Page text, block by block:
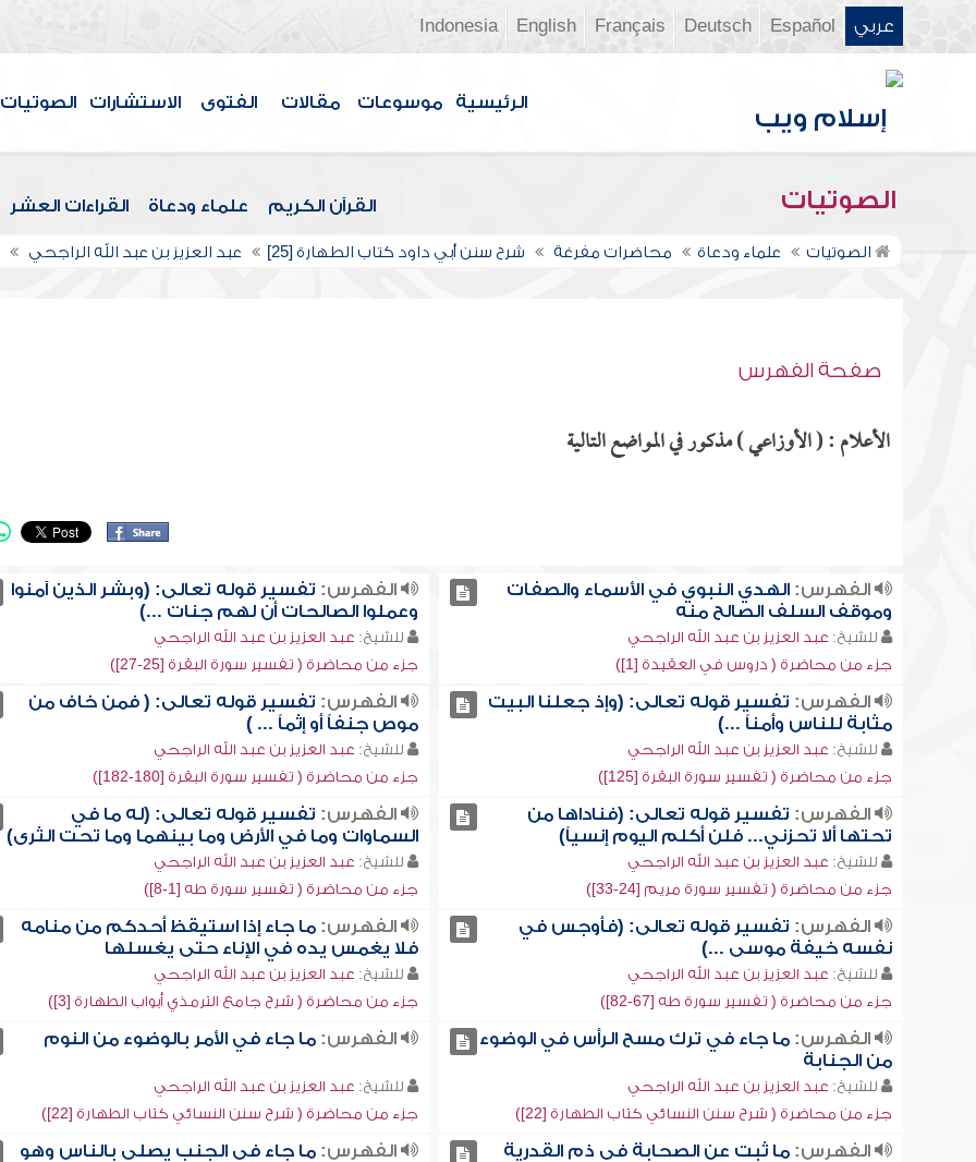
عربي Español
Deutsch
Français
English
Indonesia
الرئيسية موسوعات مقالات الفتوى الاستشارات الصوتيات
الصوتيات القرآن الكريم علماء ودعاة القراءات العشر
الصوتيات علماء ودعاة محاضرات مفرغة شرح سنن أبي داود كتاب الطهارة [25] عبد العزيز بن عبد الله الراجحي
صفحة الفهرس
الأعلام : ( الأوزاعي ) مذكور في المواضع التالية
الفهرس:الهدي النبوي في الأسماء والصفات
وموقف السلف الصالح منه
للشيخ: عبد العزيز بن عبد الله الراجحي
جزء من محاضرة ( دروس في العقيدة [1])
الفهرس: تفسير قوله تعالى: (وبشر الذين آمنوا
وعملوا الصالحات أن لهم جنات ...)
للشيخ: عبد العزيز بن عبد الله الراجحي
جزء من محاضرة ( تفسير سورة البقرة [25-27])
الفهرس: تفسير قوله تعالى: (وإذ جعلنا البيت
مثابة للناس وأمناً ...)
للشيخ: عبد العزيز بن عبد الله الراجحي
جزء من محاضرة ( تفسير سورة البقرة [125])
الفهرس: تفسير قوله تعالى: ( فمن خاف من
موص جنفاً أو إثماً ... )
للشيخ: عبد العزيز بن عبد الله الراجحي
جزء من محاضرة ( تفسير سورة البقرة [180-182])
الفهرس: تفسير قوله تعالى: (فناداها من
تحتها ألا تحزني... فلن أكلم اليوم إنسياً)
للشيخ: عبد العزيز بن عبد الله الراجحي
جزء من محاضرة ( تفسير سورة مريم [24-33])
الفهرس: تفسير قوله تعالى: (له ما في
السماوات وما في الأرض وما بينهما وما تحت الثرى)
للشيخ: عبد العزيز بن عبد الله الراجحي
جزء من محاضرة ( تفسير سورة طه [1-8])
الفهرس: تفسير قوله تعالى: (فأوجس في
نفسه خيفة موسى ...)
للشيخ: عبد العزيز بن عبد الله الراجحي
جزء من محاضرة ( تفسير سورة طه [67-82])
الفهرس: ما جاء إذا استيقظ أحدكم من منامه
فلا يغمس يده في الإناء حتى يغسلها
للشيخ: عبد العزيز بن عبد الله الراجحي
جزء من محاضرة ( شرح جامع الترمذي أبواب الطهارة [3])
الفهرس:ما جاء في ترك مسح الرأس في الوضوء
من الجنابة
للشيخ: عبد العزيز بن عبد الله الراجحي
جزء من محاضرة ( شرح سنن النسائي كتاب الطهارة [22])
الفهرس: ما جاء في الأمر بالوضوء من النوم
للشيخ: عبد العزيز بن عبد الله الراجحي
جزء من محاضرة ( شرح سنن النسائي كتاب الطهارة [22])
الفهرس:ما ثبت عن الصحابة في ذم القدرية الفهرس: ما جاء في الجنب يصلي بالناس وهو